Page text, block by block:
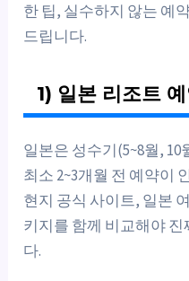
한 팁, 실수하지 않는 예
드립니다.
1) 일본 리조트
일본은 성수기(5~8월,
최소 2~3개월 전 예약이
현지 공식 사이트, 일본
키지를 함께 비교해야
다.